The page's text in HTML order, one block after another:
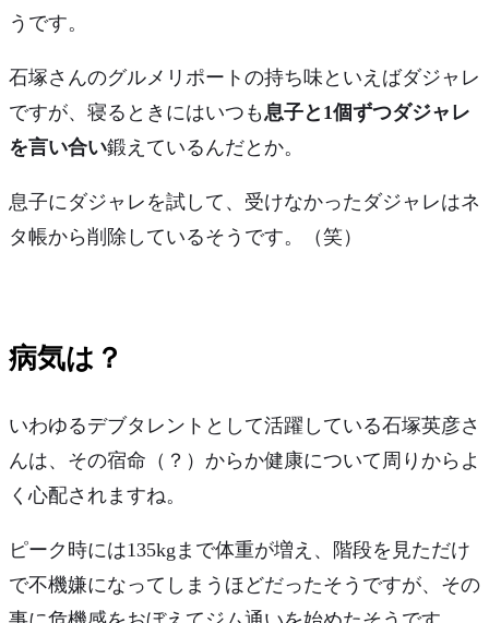
うです。
石塚さんのグルメリポートの持ち味といえばダジャレ
ですが、寝るときにはいつも 息子と1個ずつダジャレ
を言い合い鍛えているんだとか。
息子にダジャレを試して、受けなかったダジャレはネ
タ帳から削除しているそうです。（笑）
病気は？
いわゆるデブタレントとして活躍している石塚英彦さ
んは、その宿命（？）からか健康について周りからよ
く心配されますね。
ピーク時には135kgまで体重が増え、 階段を見ただけ
で不機嫌になってしまうほどだったそうですが、その